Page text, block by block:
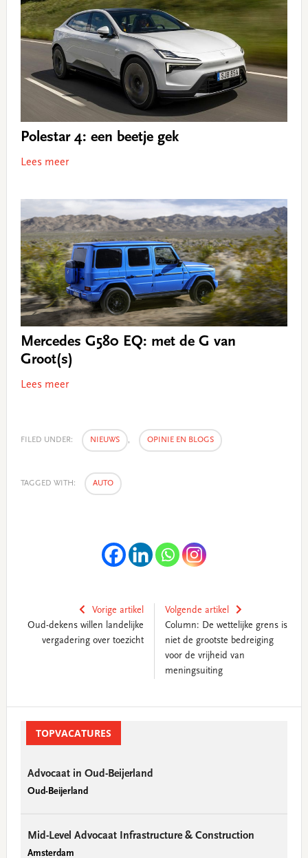
Polestar 4: een beetje gek
Lees meer
Mercedes G580 EQ: met de G van
Groot(s)
Lees meer
FILED UNDER: NIEUWS , OPINIE EN BLOGS
TAGGED WITH: AUTO
Vorige artikel
Oud-dekens willen landelijke
vergadering over toezicht
Volgende artikel
Column: De wettelijke grens is
niet de grootste bedreiging
voor de vrijheid van
meningsuiting
SidebarTOPVACATURES
Advocaat in Oud-Beijerland
Oud-Beijerland
Mid-Level Advocaat Infrastructure & Construction
Amsterdam